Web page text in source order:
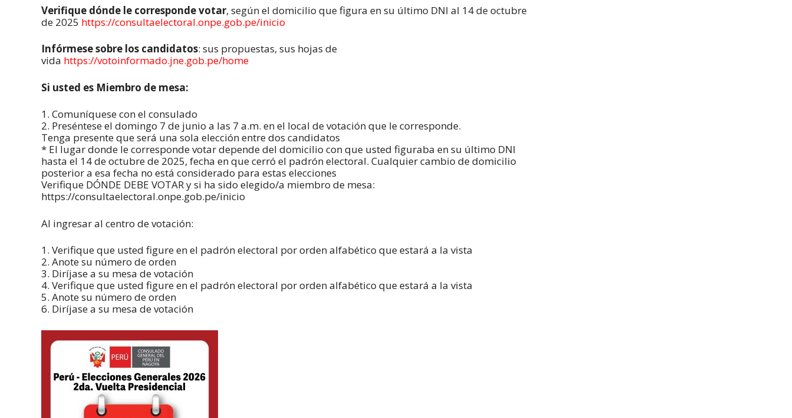
Verifique dónde le corresponde votar, según el domicilio que figura en su último DNI al 14 de octubre
de 2025 https://consultaelectoral.onpe.gob.pe/inicio
Infórmese sobre los candidatos: sus propuestas, sus hojas de
vida https://votoinformado.jne.gob.pe/home
Si usted es Miembro de mesa:
1. Comuníquese con el consulado
2. Preséntese el domingo 7 de junio a las 7 a.m. en el local de votación que le corresponde.
Tenga presente que será una sola elección entre dos candidatos
* El lugar donde le corresponde votar depende del domicilio con que usted figuraba en su último DNI
hasta el 14 de octubre de 2025, fecha en que cerró el padrón electoral. Cualquier cambio de domicilio
posterior a esa fecha no está considerado para estas elecciones
Verifique DÓNDE DEBE VOTAR y si ha sido elegido/a miembro de mesa:
https://consultaelectoral.onpe.gob.pe/inicio
Al ingresar al centro de votación:
1. Verifique que usted figure en el padrón electoral por orden alfabético que estará a la vista
2. Anote su número de orden
3. Diríjase a su mesa de votación
4. Verifique que usted figure en el padrón electoral por orden alfabético que estará a la vista
5. Anote su número de orden
6. Diríjase a su mesa de votación